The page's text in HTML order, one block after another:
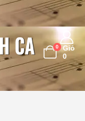
0
Giỏ
0